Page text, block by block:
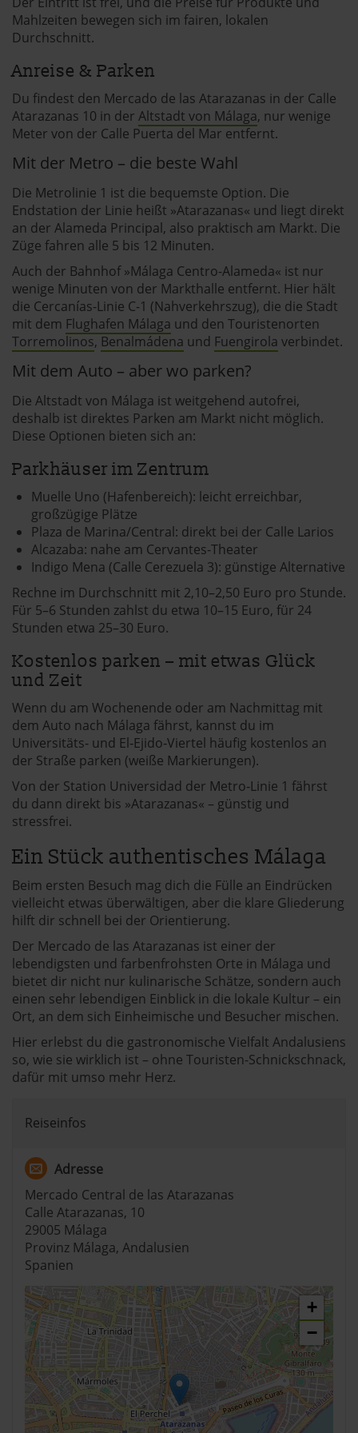
notwendig sind, jedoch helfen das Onlineangebot zu
verbessern und wirtschaftlich zu betreiben. Du kannst in
auf die Schaltfläche »Akzeptieren« einwilligen oder dich
Einwilligung umfasst alle vorausgewählten, bzw. von dir
ausgewählten Cookies. Du kannst diese Einstellungen
jederzeit abwählen. Weitere Hinweise zu den
»Cookies«, »Marketing« und »Statistik«) erhältst du in
der Datenschutzerklärung.
Mahlzeiten bewegen sich im fairen, lokalen
Durchschnitt.
Anreise & Parken
Du findest den Mercado de las Atarazanas in der Calle
Atarazanas 10 in der Altstadt von Málaga, nur wenige
Meter von der Calle Puerta del Mar entfernt.
Mit der Metro – die beste Wahl
Die Metrolinie 1 ist die bequemste Option. Die
Endstation der Linie heißt »Atarazanas« und liegt direkt
an der Alameda Principal, also praktisch am Markt. Die
Züge fahren alle 5 bis 12 Minuten.
Auch der Bahnhof »Málaga Centro-Alameda« ist nur
wenige Minuten von der Markthalle entfernt. Hier hält
die Cercanías-Linie C-1 (Nahverkehrszug), die die Stadt
mit dem Flughafen Málaga und den Touristenorten
Torremolinos, Benalmádena und Fuengirola verbindet.
Mit dem Auto – aber wo parken?
Die Altstadt von Málaga ist weitgehend autofrei,
deshalb ist direktes Parken am Markt nicht möglich.
Diese Optionen bieten sich an:
Parkhäuser im Zentrum
Muelle Uno (Hafenbereich): leicht erreichbar,
großzügige Plätze
Plaza de Marina/Central: direkt bei der Calle Larios
Alcazaba: nahe am Cervantes-Theater
Indigo Mena (Calle Cerezuela 3): günstige Alternative
Rechne im Durchschnitt mit 2,10–2,50 Euro pro Stunde.
Für 5–6 Stunden zahlst du etwa 10–15 Euro, für 24
Stunden etwa 25–30 Euro.
Kostenlos parken – mit etwas Glück
und Zeit
Wenn du am Wochenende oder am Nachmittag mit
dem Auto nach Málaga fährst, kannst du im
Universitäts‑ und El‑Ejido‑Viertel häufig kostenlos an
der Straße parken (weiße Markierungen).
Von der Station Universidad der Metro‑Linie 1 fährst
du dann direkt bis »Atarazanas« – günstig und
stressfrei.
Ein Stück authentisches Málaga
Beim ersten Besuch mag dich die Fülle an Eindrücken
vielleicht etwas überwältigen, aber die klare Gliederung
hilft dir schnell bei der Orientierung.
Der Mercado de las Atarazanas ist einer der
lebendigsten und farbenfrohsten Orte in Málaga und
bietet dir nicht nur kulinarische Schätze, sondern auch
einen sehr lebendigen Einblick in die lokale Kultur – ein
Ort, an dem sich Einheimische und Besucher mischen.
Hier erlebst du die gastronomische Vielfalt Andalusiens
so, wie sie wirklich ist – ohne Touristen-Schnickschnack,
dafür mit umso mehr Herz.
Reiseinfos
Adresse
Mercado Central de las Atarazanas
Calle Atarazanas, 10
29005 Málaga
Provinz Málaga, Andalusien
Spanien
+
−